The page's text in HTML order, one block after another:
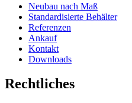
Neubau nach Maß
Standardisierte Behälter
Referenzen
Ankauf
Kontakt
Downloads
Rechtliches